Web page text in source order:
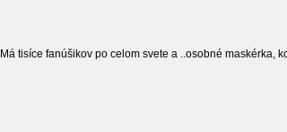
tisíce fanúšikov po celom svete a ..osobné